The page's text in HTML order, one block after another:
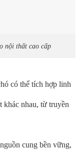
nội thất cao cấp
có thể tích hợp linh
khác nhau, từ truyền
cung bền vững,